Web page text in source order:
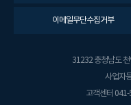
이메일무단수집거부
31232 충청남도
사업자
고객센터